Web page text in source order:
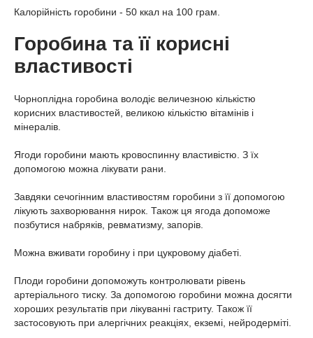
Калорійність горобини - 50 ккал на 100 грам.
Горобина та її корисні
властивості
Чорноплідна горобина володіє величезною кількістю
корисних властивостей, великою кількістю вітамінів і
мінералів.
Ягоди горобини мають кровоспинну властивістю. З їх
допомогою можна лікувати рани.
Завдяки сечогінним властивостям горобини з її допомогою
лікують захворювання нирок. Також ця ягода допоможе
позбутися набряків, ревматизму, запорів.
Можна вживати горобину і при цукровому діабеті.
Плоди горобини допоможуть контролювати рівень
артеріального тиску. За допомогою горобини можна досягти
хороших результатів при лікуванні гастриту. Також її
застосовують при алергічних реакціях, екземі, нейродерміті.